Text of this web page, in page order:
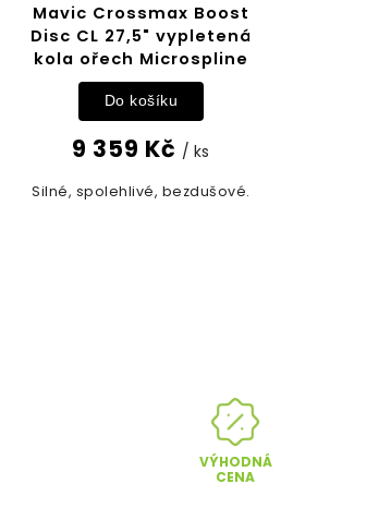
Mavic Crossmax Boost
Disc CL 27,5" vypletená
kola ořech Microspline
9 359 Kč / ks
Do košíku
Silné, spolehlivé, bezdušové.
VÝHODNÁ
CENA